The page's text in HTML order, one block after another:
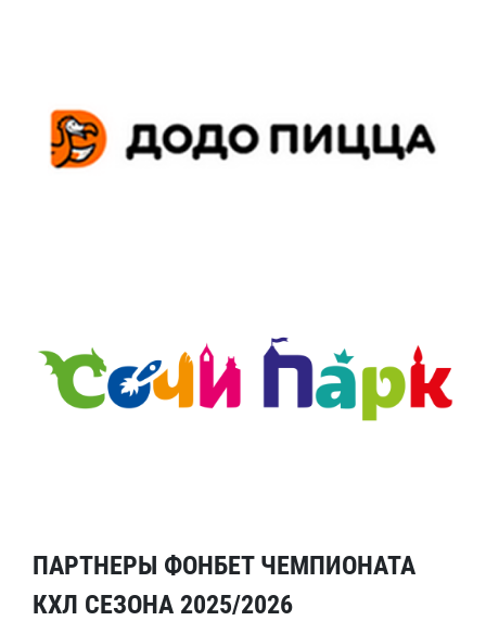
ПАРТНЕРЫ ФОНБЕТ ЧЕМПИОНАТА
КХЛ СЕЗОНА 2025/2026